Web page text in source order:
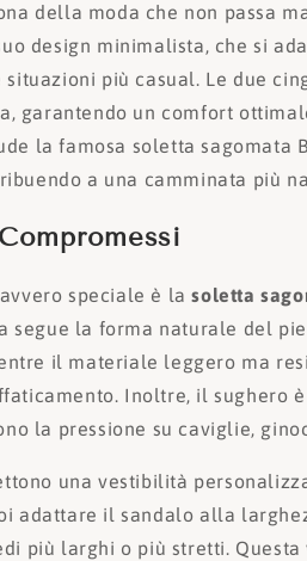
della moda che non passa
design minimalista, che si
più casual. Le due
garantendo un comfort
la famosa soletta sagomata
a una camminata più
speciale è lasoletta
segue la forma naturale del
il materiale leggero ma
Inoltre, il sughero
la pressione su caviglie,
una vestibilità
adattare il sandalo alla
più larghi o più stretti.